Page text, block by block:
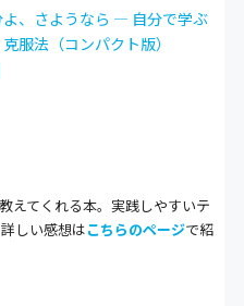
よ、さようなら ― 自分で学ぶ
克服法（コンパクト版）
えてくれる本。実践しやすいテ
しい感想はこちらのページで紹